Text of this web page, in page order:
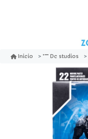
Inicio Dc studios